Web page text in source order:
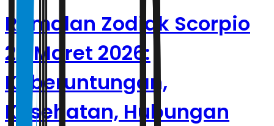
Ramalan Zodiak Scorpio
25 Maret 2026:
Keberuntungan,
Kesehatan, Hubungan